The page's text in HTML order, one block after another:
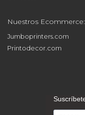
Nuestros Ecommerce:
Jumboprinters.com
Printodecor.com